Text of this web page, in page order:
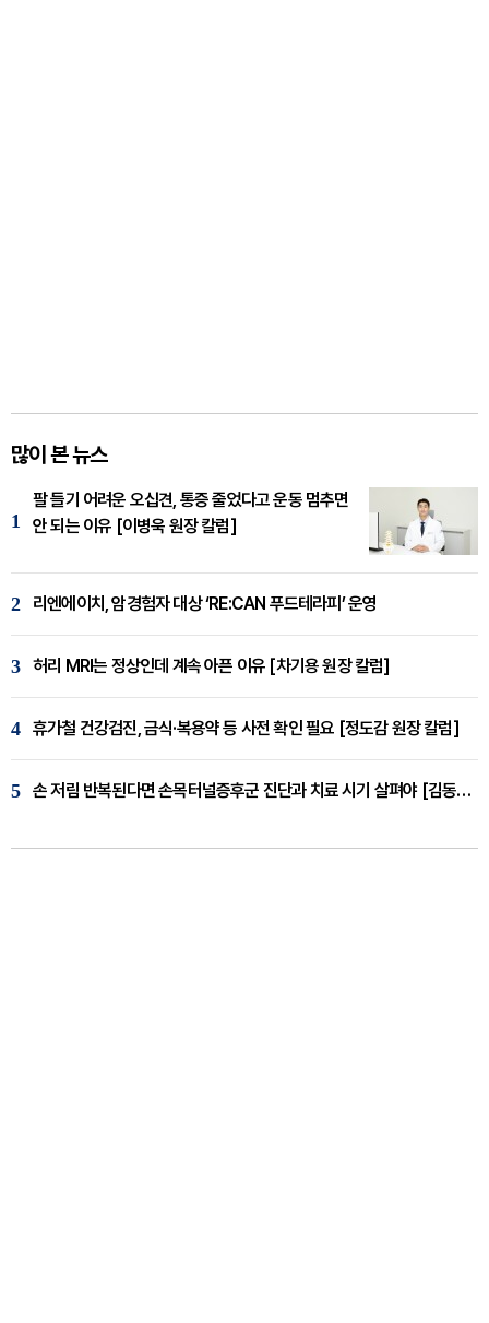
많이 본 뉴스
1
팔 들기 어려운 오십견, 통증 줄었다고 운동 멈추면
안 되는 이유 [이병욱 원장 칼럼]
2 리엔에이치, 암경험자 대상 ‘RE:CAN 푸드테라피’ 운영
3 허리 MRI는 정상인데 계속 아픈 이유 [차기용 원장 칼럼]
4 휴가철 건강검진, 금식·복용약 등 사전 확인 필요 [정도감 원장 칼럼]
5 손 저림 반복된다면 손목터널증후군 진단과 치료 시기 살펴야 [김동현 원장 칼럼]